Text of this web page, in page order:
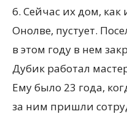
6. Сейчас их дом, как
Онолве, пустует.
в этом году в нем
Дубик работал
Ему было 23 года,
за ним пришли